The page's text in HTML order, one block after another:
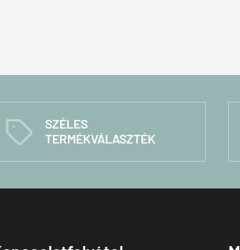
C
SZÉLES
TERMÉKVÁLASZTÉK